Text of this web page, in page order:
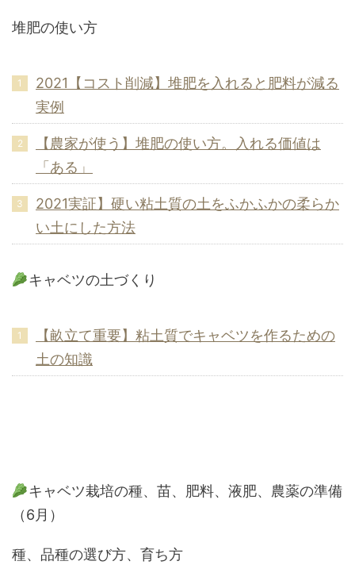
堆肥の使い方
2021【コスト削減】堆肥を入れると肥料が減る
実例
【農家が使う】堆肥の使い方。入れる価値は
「ある」
2021実証】硬い粘土質の土をふかふかの柔らか
い土にした方法
キャベツの土づくり
【畝立て重要】粘土質でキャベツを作るための
土の知識
キャベツ栽培の種、苗、肥料、液肥、農薬の準備
（6月）
種、品種の選び方、育ち方